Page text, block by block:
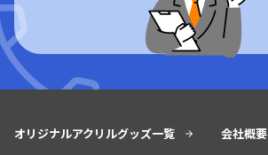
オリジナルアクリルグッズ一覧
会社概要